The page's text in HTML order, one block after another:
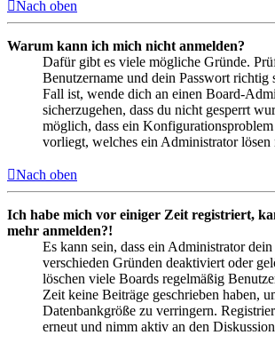
Nach oben
Warum kann ich mich nicht anmelden?
Dafür gibt es viele mögliche Gründe.
Benutzername und dein Passwort richtig
Fall ist, wende dich an einen Board-
sicherzugehen, dass du nicht gesperrt
möglich, dass ein
vorliegt, welches ein Administrator lösen
Nach oben
Ich habe mich vor einiger Zeit registriert,
mehr anmelden?!
Es kann sein, dass ein Administrator
verschieden Gründen deaktiviert oder
löschen viele Boards regelmäßig
Zeit keine Beiträge geschrieben haben,
Datenbankgröße zu verringern.
erneut und nimm aktiv an den